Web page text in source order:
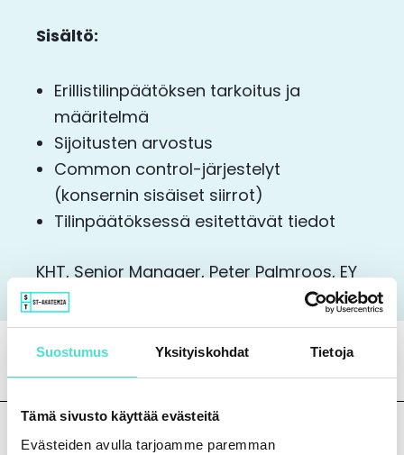
Suostumus Yksityiskohdat Tietoja
Tämä sivusto käyttää evästeitä
Evästeiden avulla tarjoamme paremman
Sisältö:
Erillistilinpäätöksen tarkoitus ja
määritelmä
Sijoitusten arvostus
Common control-järjestelyt
(konsernin sisäiset siirrot)
Tilinpäätöksessä esitettävät tiedot
KHT, Senior Manager, Peter Palmroos, EY